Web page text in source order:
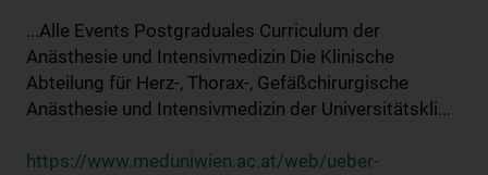
...Alle Events Postgraduales Curriculum der
Anästhesie und Intensivmedizin Die Klinische
Abteilung für Herz-, Thorax-, Gefäßchirurgische
Anästhesie und Intensivmedizin der Universitätskli...
https://www.meduniwien.ac.at/web/ueber-